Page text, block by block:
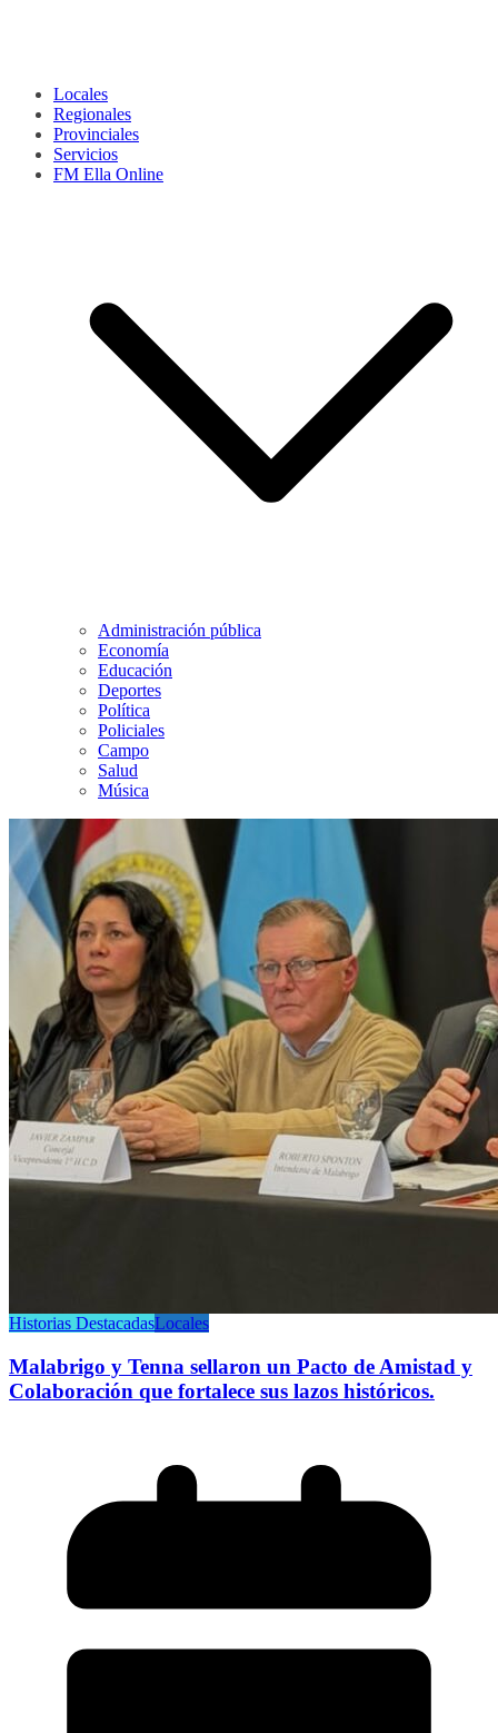
Locales
Regionales
Provinciales
Servicios
FM Ella Online
Administración pública
Economía
Educación
Deportes
Política
Policiales
Campo
Salud
Música
Historias DestacadasLocales
Malabrigo y Tenna sellaron un Pacto de Amistad y
Colaboración que fortalece sus lazos históricos.